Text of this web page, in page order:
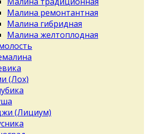
Малина ремонтантная
Малина гибридная
Малина желтоплодная
(Лох)
(Лициум)